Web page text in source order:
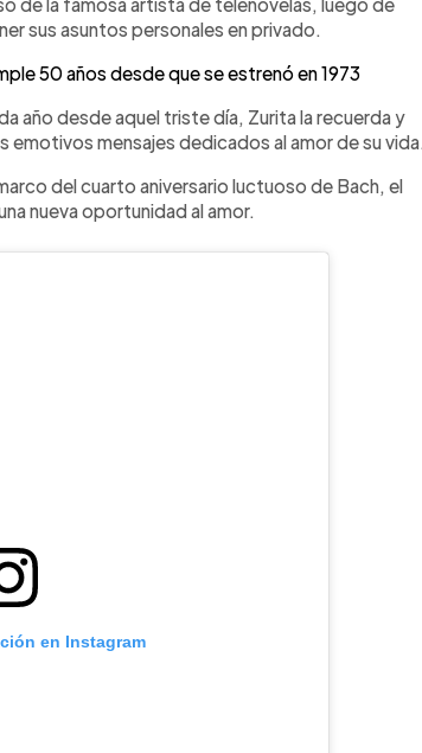
sus asuntos personales en privado.
50 años desde que se estrenó en 1973
año desde aquel triste día, Zurita la recuerda y
mensajes dedicados al amor de su vida.
del cuarto aniversario luctuoso de Bach, el
nueva oportunidad al amor.
en Instagram